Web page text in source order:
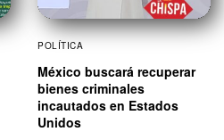
POLÍTICA
México buscará recuperar
bienes criminales
incautados en Estados
Unidos